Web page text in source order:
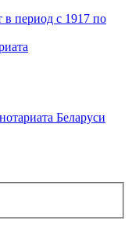
в период с 1917 по
Беларуси